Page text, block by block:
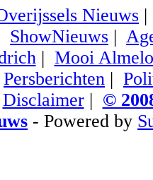
Nieuws
ShowNieuws |
| Mooi Almelo
Persberichten |
Disclaimer| ©
- Powered by